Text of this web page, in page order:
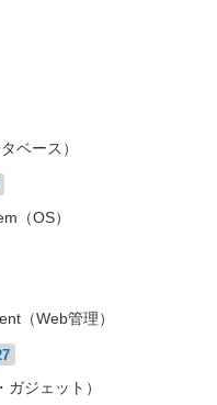
ベース）
（OS）
（Web管理）
ジェット）